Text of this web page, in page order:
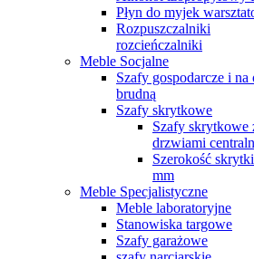
Płyn do myjek
Rozpuszczalniki
rozcieńczalniki
Meble Socjalne
Szafy gospodarcze i na
brudną
Szafy skrytkowe
Szafy skrytkowe
drzwiami
Szerokość
mm
Meble Specjalistyczne
Meble laboratoryjne
Stanowiska targowe
Szafy garażowe